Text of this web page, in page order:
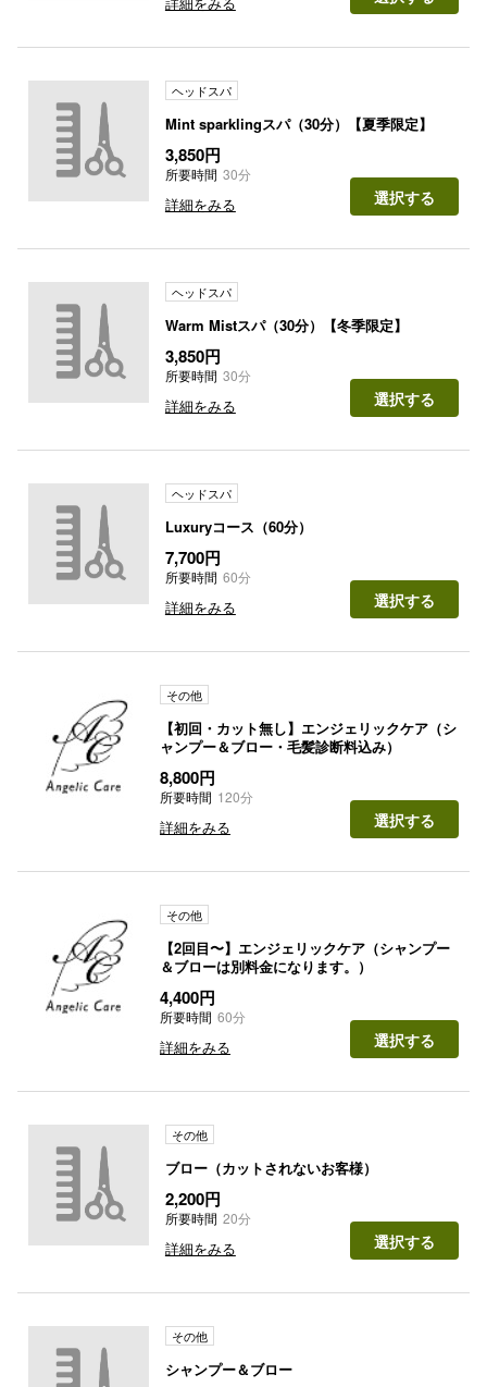
ヘッドスパ
Mint sparklingスパ（30分）【夏季限定】
3,850円
所要時間 30分
詳細をみる 選択する
ヘッドスパ
Warm Mistスパ（30分）【冬季限定】
3,850円
所要時間 30分
詳細をみる 選択する
ヘッドスパ
Luxuryコース（60分）
7,700円
所要時間 60分
詳細をみる 選択する
その他
【初回・カット無し】エンジェリックケア（シ
ャンプー＆ブロー・毛髪診断料込み）
8,800円
所要時間 120分
詳細をみる 選択する
その他
【2回目〜】エンジェリックケア（シャンプー
＆ブローは別料金になります。）
4,400円
所要時間 60分
詳細をみる 選択する
その他
ブロー（カットされないお客様）
2,200円
所要時間 20分
詳細をみる 選択する
その他
シャンプー＆ブロー